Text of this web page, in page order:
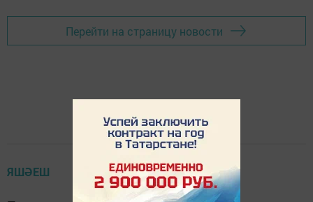
Перейти на страницу новости
ЯШӘЕШ